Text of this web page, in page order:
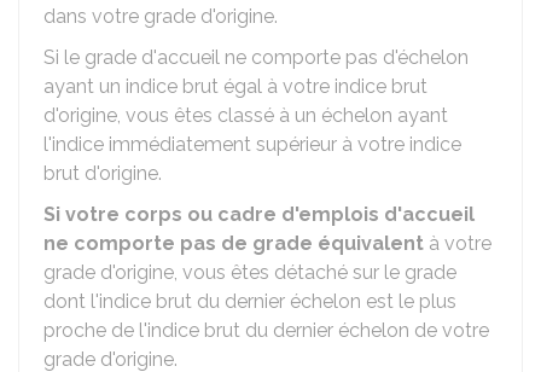
dans votre grade d'origine.
Si le grade d'accueil ne comporte pas d'échelon
ayant un indice brut égal à votre indice brut
d'origine, vous êtes classé à un échelon ayant
l'indice immédiatement supérieur à votre indice
brut d'origine.
Si votre corps ou cadre d'emplois d'accueil
ne comporte pas de grade équivalent à votre
grade d'origine, vous êtes détaché sur le grade
dont l'indice brut du dernier échelon est le plus
proche de l'indice brut du dernier échelon de votre
grade d'origine.